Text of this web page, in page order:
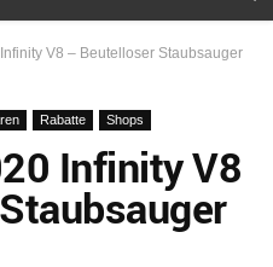
V8 – Beutelloser Staubsauger
Rabatte Shops
Infinity V8